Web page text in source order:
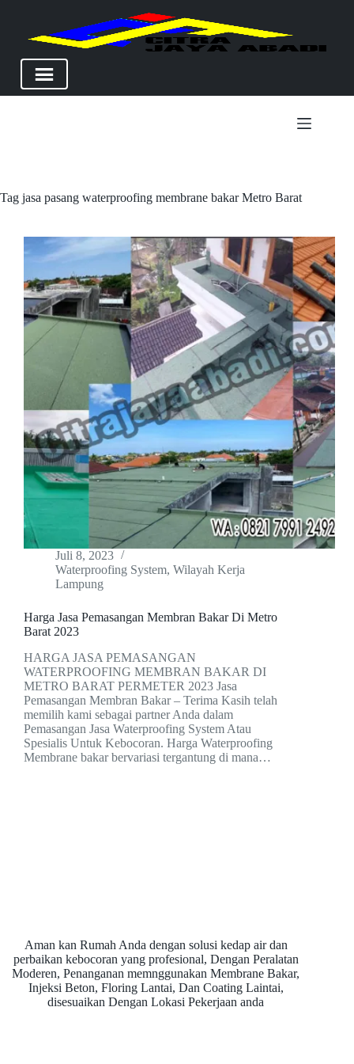
Tag jasa pasang waterproofing membrane bakar Metro Barat
Juli 8, 2023
Waterproofing System, Wilayah Kerja
Lampung
Harga Jasa Pemasangan Membran Bakar Di Metro
Barat 2023
HARGA JASA PEMASANGAN
WATERPROOFING MEMBRAN BAKAR DI
METRO BARAT PERMETER 2023 Jasa
Pemasangan Membran Bakar – Terima Kasih telah
memilih kami sebagai partner Anda dalam
Pemasangan Jasa Waterproofing System Atau
Spesialis Untuk Kebocoran. Harga Waterproofing
Membrane bakar bervariasi tergantung di mana…
Aman kan Rumah Anda dengan solusi kedap air dan
perbaikan kebocoran yang profesional, Dengan Peralatan
Moderen, Penanganan memnggunakan Membrane Bakar,
Injeksi Beton, Floring Lantai, Dan Coating Laintai,
disesuaikan Dengan Lokasi Pekerjaan anda